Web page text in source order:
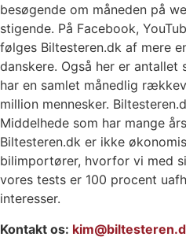
besøgende om måneden på
stigende. På Facebook,
følges Biltesteren.dk af mere
danskere. Også her er
har en samlet månedlig
million mennesker.
Middelhede som har mange
Biltesteren.dk er ikke
bilimportører, hvorfor vi med
vores tests er 100 procent
interesser.
Kontakt os: